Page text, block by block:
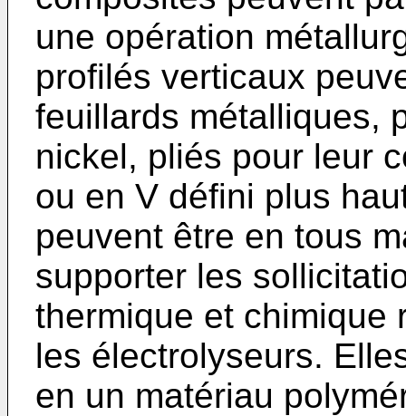
une opération
profilés verticaux
feuillards métalliques,
nickel, pliés pour leur
ou en V défini plus
peuvent être en tous
supporter les
thermique et chimique
les électrolyseurs.
en un matériau